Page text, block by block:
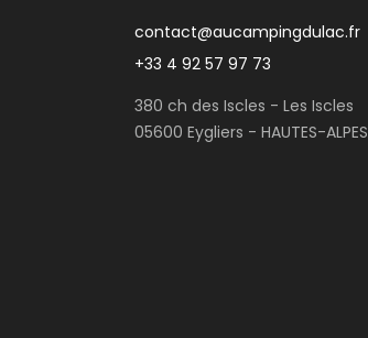
contact@aucampingdulac.fr
+33 4 92 57 97 73
380 ch des Iscles - Les Iscles
05600 Eygliers - HAUTES-ALPES